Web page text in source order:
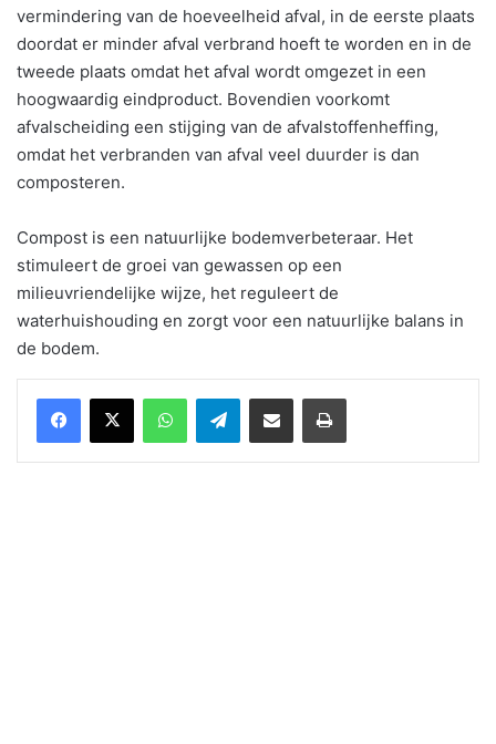
vermindering van de hoeveelheid afval, in de eerste plaats
doordat er minder afval verbrand hoeft te worden en in de
tweede plaats omdat het afval wordt omgezet in een
hoogwaardig eindproduct. Bovendien voorkomt
afvalscheiding een stijging van de afvalstoffenheffing,
omdat het verbranden van afval veel duurder is dan
composteren.
Compost is een natuurlijke bodemverbeteraar. Het
stimuleert de groei van gewassen op een
milieuvriendelijke wijze, het reguleert de
waterhuishouding en zorgt voor een natuurlijke balans in
de bodem.
WhatsAppTelegramDelen via Email Print